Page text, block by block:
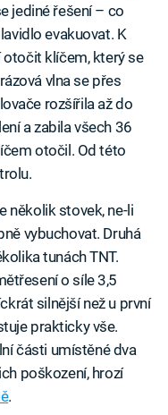
jediné řešení – co
evakuovat. K
otočit klíčem, který se
vlna se přes
rozšířila až do
a zabila všech 36
otočil. Od této
několik stovek, ne-li
vybuchovat. Druhá
tunách TNT.
o síle 3,5
silnější než u první
prakticky vše.
části umístěné dva
poškození, hrozí
.